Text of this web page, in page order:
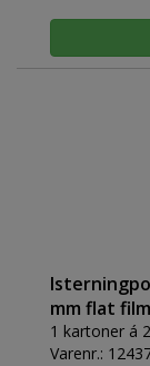
mm flat
1 kartoner á
Varenr.: